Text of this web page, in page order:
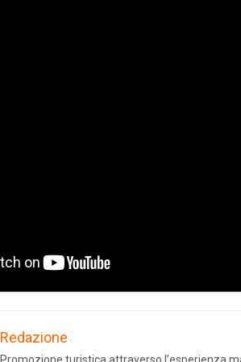
Redazione